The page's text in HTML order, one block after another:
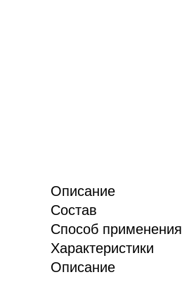
Описание
Состав
Способ применения
Характеристики
Описание